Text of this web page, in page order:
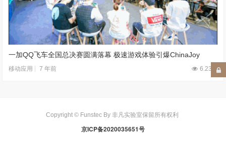
一加QQ飞车全国总决赛圆满落幕 极速游戏体验引爆ChinaJoy
移动应用 7 年前 6.23W
Copyright © Funstec By 非凡实验室保留所有权利
京ICP备2020035651号